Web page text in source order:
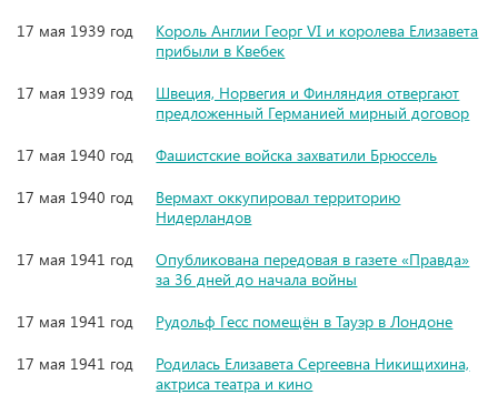
17 мая 1939 год
Король Англии Георг VI и королева Елизавета
прибыли в Квебек
17 мая 1939 год
Швеция, Норвегия и Финляндия отвергают
предложенный Германией мирный договор
17 мая 1940 год
Фашистские войска захватили Брюссель
17 мая 1940 год
Вермахт оккупировал территорию
Нидерландов
17 мая 1941 год
Опубликована передовая в газете «Правда»
за 36 дней до начала войны
17 мая 1941 год
Рудольф Гесс помещён в Тауэр в Лондоне
17 мая 1941 год
Родилась Елизавета Сергеевна Никищихина,
актриса театра и кино